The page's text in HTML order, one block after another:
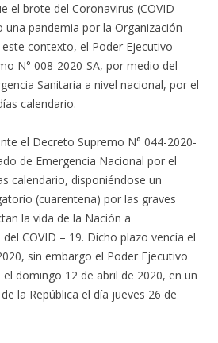
el brote del Coronavirus (COVID –
pandemia por la Organización
este contexto, el Poder Ejecutivo
N° 008-2020-SA, por medio del
Sanitaria a nivel nacional, por el
calendario.
el Decreto Supremo N° 044-2020-
de Emergencia Nacional por el
calendario, disponiéndose un
(cuarentena) por las graves
la vida de la Nación a
COVID – 19. Dicho plazo vencía el
sin embargo el Poder Ejecutivo
domingo 12 de abril de 2020, en un
la República el día jueves 26 de